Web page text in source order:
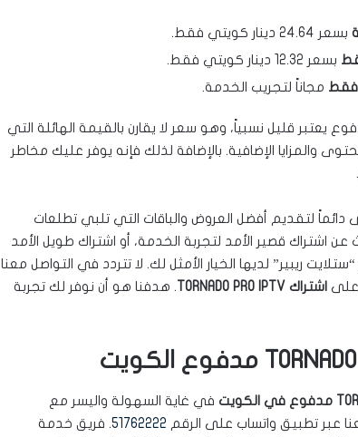
بسعر 24.64 دينار كويتي فقط.
بسعر 12.32 دينار كويتي فقط.
فقط مجاناً لتجريب الخدمة.
يعتبر قليل نسبياً، وهو سعر لا يقارن بالقيمة الهائلة التي
والمزايا الإضافية. بالإضافة لذلك فإنه يوفر عليك مخاطر
لتقديم أفضل العروض والباقات التي تلبي تطلعات
اشتراك قصير الأمد لتجربة الخدمة، أو اشتراك طويل الأمد
ريبير” لديها الخيار الأمثل لك. لا تتردد في التواصل معنا
على اشتراك TORNADO PRO IPTV
. هدفنا هو أن نوفر لك تجربة
في غاية السهولة واليسر مع
عبر تطبيق واتساب على الرقم 51762222. فريق خدمة